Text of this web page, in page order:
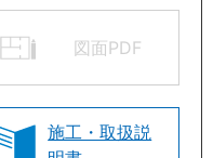
図面PDF
施工・取扱説